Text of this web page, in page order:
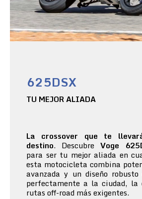
625DSX
TU MEJOR ALIADA
La crossover que te
destino. Descubre Voge
para ser tu mejor aliada en
esta motocicleta combina
avanzada y un diseño
perfectamente a la ciudad, la
rutas off-road más exigentes.